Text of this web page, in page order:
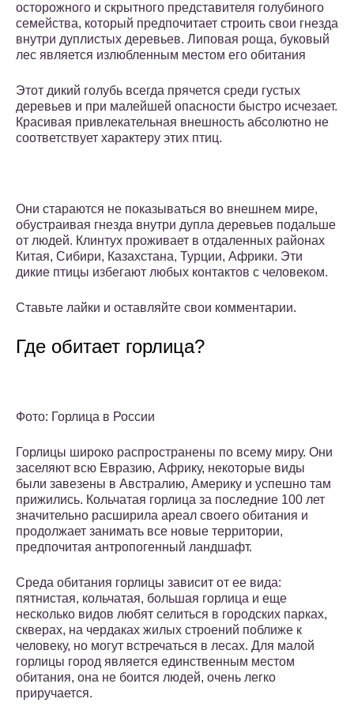
осторожного и скрытного представителя голубиного
семейства, который предпочитает строить свои гнезда
внутри дуплистых деревьев. Липовая роща, буковый
лес является излюбленным местом его обитания
Этот дикий голубь всегда прячется среди густых
деревьев и при малейшей опасности быстро исчезает.
Красивая привлекательная внешность абсолютно не
соответствует характеру этих птиц.
Они стараются не показываться во внешнем мире,
обустраивая гнезда внутри дупла деревьев подальше
от людей. Клинтух проживает в отдаленных районах
Китая, Сибири, Казахстана, Турции, Африки. Эти
дикие птицы избегают любых контактов с человеком.
Ставьте лайки и оставляйте свои комментарии.
Где обитает горлица?
Фото: Горлица в России
Горлицы широко распространены по всему миру. Они
заселяют всю Евразию, Африку, некоторые виды
были завезены в Австралию, Америку и успешно там
прижились. Кольчатая горлица за последние 100 лет
значительно расширила ареал своего обитания и
продолжает занимать все новые территории,
предпочитая антропогенный ландшафт.
Среда обитания горлицы зависит от ее вида:
пятнистая, кольчатая, большая горлица и еще
несколько видов любят селиться в городских парках,
скверах, на чердаках жилых строений поближе к
человеку, но могут встречаться в лесах. Для малой
горлицы город является единственным местом
обитания, она не боится людей, очень легко
приручается.